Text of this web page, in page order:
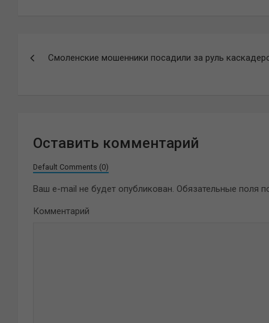
Смоленские мошенники посадили за руль
Оставить комментарий
Default Comments (0)
Ваш e-mail не будет опубликован. Обязательные поля
Комментарий